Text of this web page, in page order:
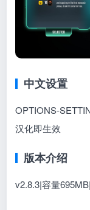
中文设置
OPTIONS-
汉化即生效
版本介绍
v2.8.3|容量